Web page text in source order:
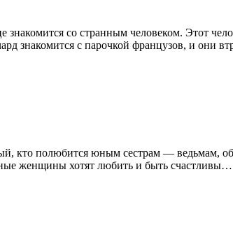
со странным человеком. Этот
знакомится с парочкой французов, и они
кто полюбится юным сестрам — ведьмам,
женщины хотят любить и быть счастливы…